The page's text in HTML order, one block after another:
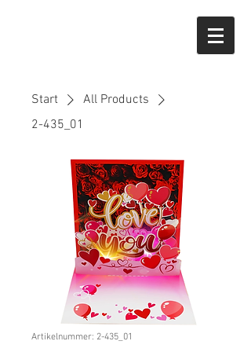
Start
All Products
2-435_01
Artikelnummer: 2-435_01